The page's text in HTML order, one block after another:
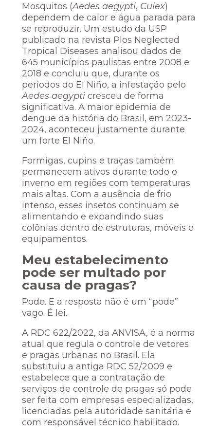
Mosquitos (Aedes aegypti, Culex)
dependem de calor e água parada para
se reproduzir. Um estudo da USP
publicado na revista Plos Neglected
Tropical Diseases analisou dados de
645 municípios paulistas entre 2008 e
2018 e concluiu que, durante os
períodos do El Niño, a infestação pelo
Aedes aegypticresceu de forma
significativa. A maior epidemia de
dengue da história do Brasil, em 2023-
2024, aconteceu justamente durante
um forte El Niño.
Formigas, cupins e traças também
permanecem ativos durante todo o
inverno em regiões com temperaturas
mais altas. Com a ausência de frio
intenso, esses insetos continuam se
alimentando e expandindo suas
colônias dentro de estruturas, móveis e
equipamentos.
Meu estabelecimento
pode ser multado por
causa de pragas?
Pode. E a resposta não é um “pode”
vago. É lei.
A RDC 622/2022, da ANVISA, é a norma
atual que regula o controle de vetores
e pragas urbanas no Brasil. Ela
substituiu a antiga RDC 52/2009 e
estabelece que a contratação de
serviços de controle de pragas só pode
ser feita com empresas especializadas,
licenciadas pela autoridade sanitária e
com responsável técnico habilitado.